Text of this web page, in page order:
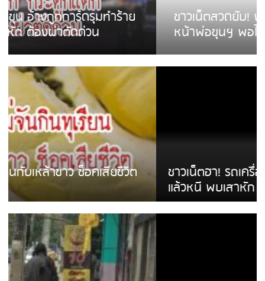
ชาวเน็ตสวดยับ! พบพม่าเร่ขายพวงมาลัย
หน้าพ่อขุนฯ พอไม่ซื้อเดินตาม
ชาวเน็ตฮา! รถเครื่องแม่สายชนป้ายร้านโลงศพ
แล้วหนี พบเสาหัก เบรคหัก หวิดได้ใช้บริการ